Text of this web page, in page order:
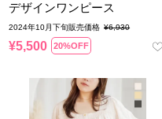
デザインワンピース
2024年10月下旬販売価格 ¥6,930
¥5,500 20%OFF